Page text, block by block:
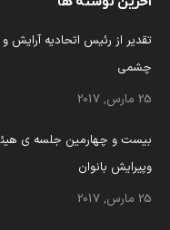
تقدیر از رئیس اتحادیه آرایش
چشمی
25 مارس, 2017
بیست و چهارمین جلسه ی
وپیرایش بانوان
25 مارس, 2017